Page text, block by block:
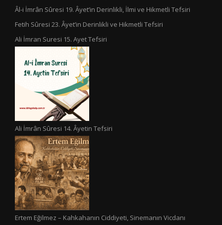
Âl-i İmrân Sûresi 19. Âyet’in Derinlikli, İlmi ve Hikmetli Tefsiri
Fetih Sûresi 23. Âyet’in Derinlikli ve Hikmetli Tefsiri
Ali İmran Suresi 15. Ayet Tefsiri
Ali İmrân Sûresi 14. Âyetin Tefsiri
Ertem Eğilmez – Kahkahanın Ciddiyeti, Sinemanın Vicdanı